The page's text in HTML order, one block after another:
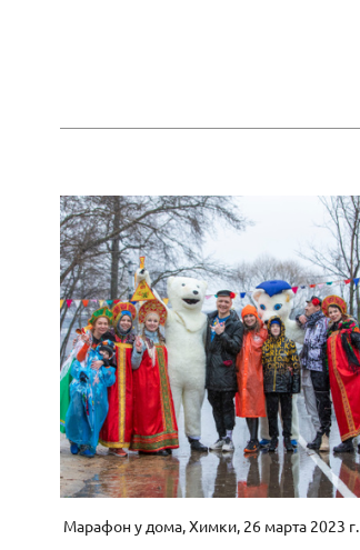
Марафон у дома, Химки, 26 марта 2023 г.